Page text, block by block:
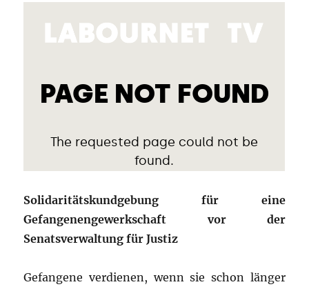
Solidaritätskundgebung für eine
Gefangenengewerkschaft vor der
Senatsverwaltung für Justiz
Gefangene verdienen, wenn sie schon länger